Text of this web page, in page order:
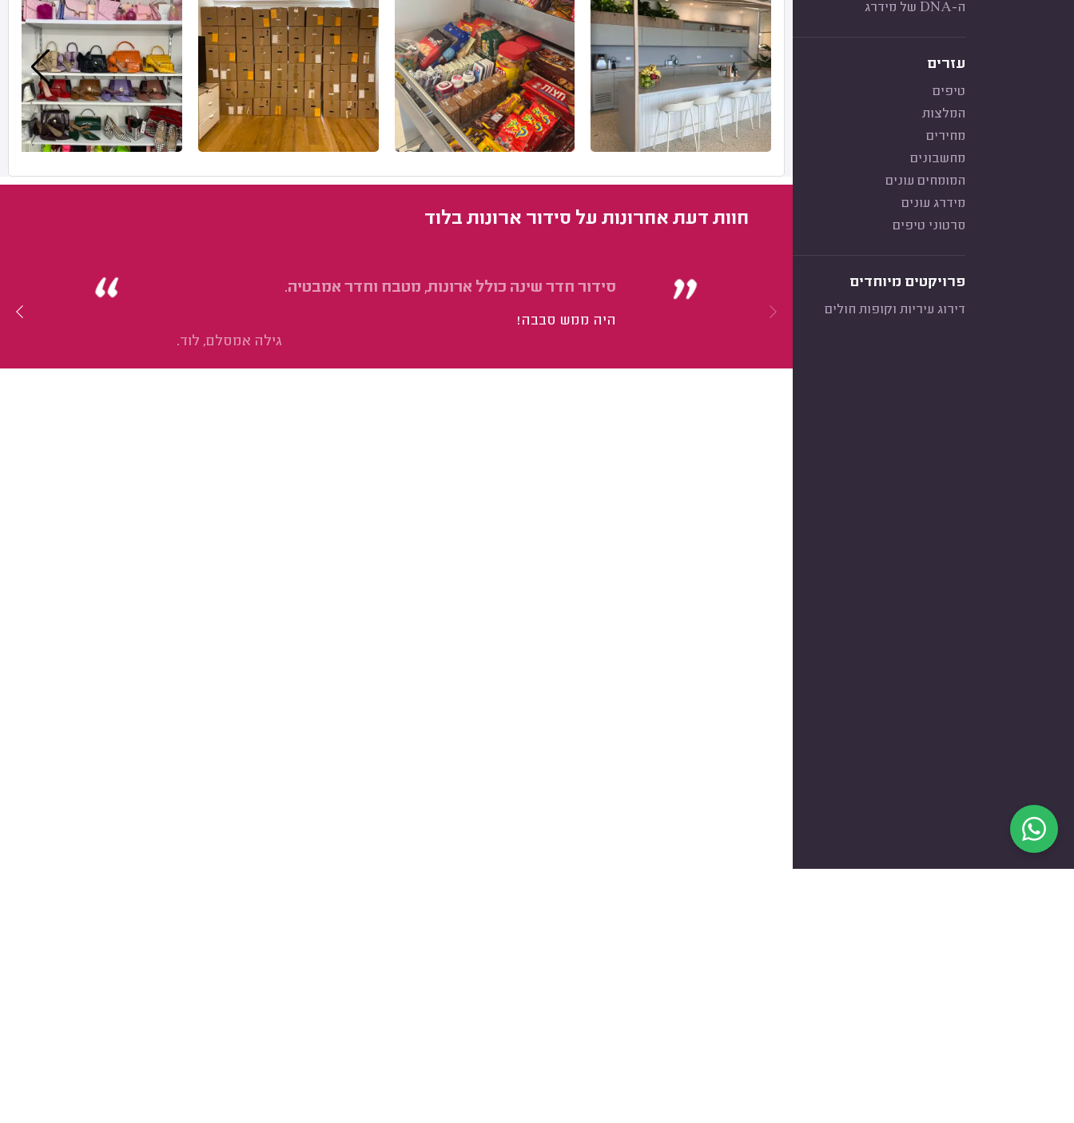
ה-DNA של מידרג
עזרים
טיפים
המלצות
מחירים
מחשבונים
המומחים עונים
מידרג עונים
סרטוני טיפים
פרויקטים מיוחדים
דירוג עיריות וקופות חולים
חוות דעת אחרונות על סידור ארונות בלוד
סידור חדר שינה כולל ארונות, מטבח וחדר אמבטיה.
היה ממש סבבה!
גילה אמסלם, לוד.